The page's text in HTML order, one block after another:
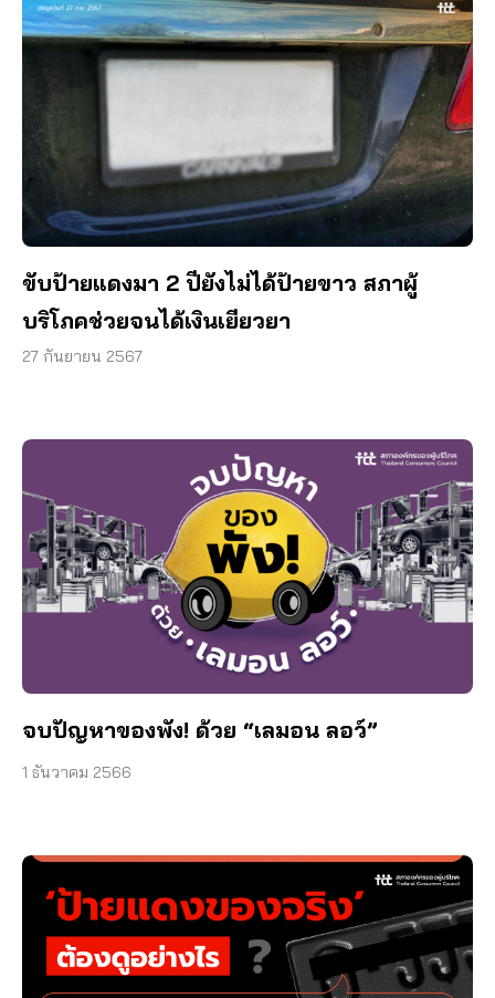
ขับป้ายแดงมา 2 ปียังไม่ได้ป้ายขาว สภาผู้
บริโภคช่วยจนได้เงินเยียวยา
27 กันยายน 2567
จบปัญหาของพัง! ด้วย “เลมอน ลอว์”
1 ธันวาคม 2566